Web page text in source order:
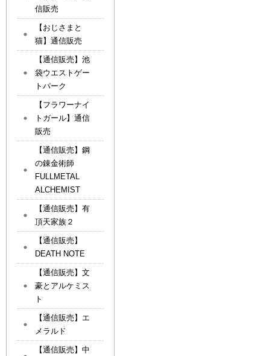
信販売
【おじさまと
猫】通信販売
【通信販売】池
袋ウエストゲー
トパーク
【フラワーナイ
トガール】通信
販売
【通信販売】鋼
の錬金術師
FULLMETAL
ALCHEMIST
【通信販売】有
頂天家族２
【通信販売】
DEATH NOTE
【通信販売】文
豪とアルケミス
ト
【通信販売】エ
メラルド
【通信販売】中